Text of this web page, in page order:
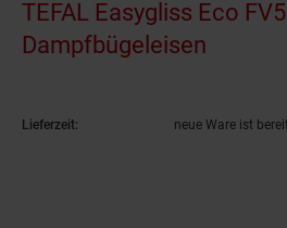
TEFAL Easygliss Eco
Dampfbügeleisen
Lieferzeit: neue Ware ist